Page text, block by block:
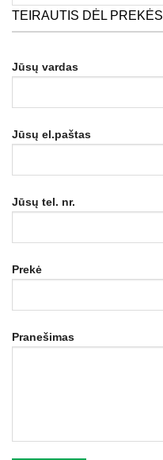
TEIRAUTIS DĖL PREKĖS
Jūsų vardas
Jūsų el.paštas
Jūsų tel. nr.
Prekė
Pranešimas